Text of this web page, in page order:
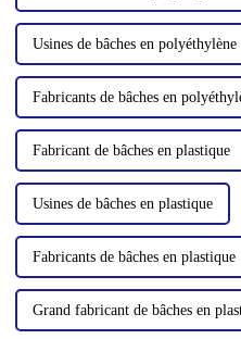
Usines de bâches en
Fabricants de bâches en
Fabricant de bâches en plastique
Usines de bâches en plastique
Fabricants de bâches en plastique
Grand fabricant de bâches en